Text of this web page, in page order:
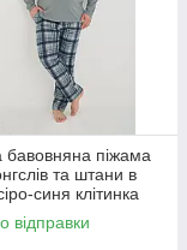
бавовняна піжама
та штани в
синя клітинка
відправки